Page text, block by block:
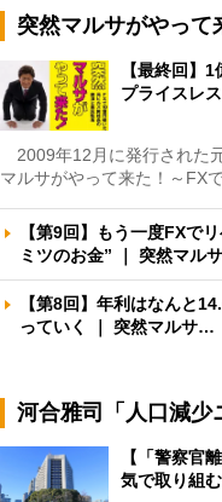
突然マルサがやって
【最終回】
プライスレ
2009年12月に発行された
マルサがやって来た！～FX
【第9回】もう一度FXで
ミツのお金” ｜ 突然マル
【第8回】年利はなんと
っていく ｜ 突然マルサ…
河合雅司「人口減少
【「警察官
気で取り組